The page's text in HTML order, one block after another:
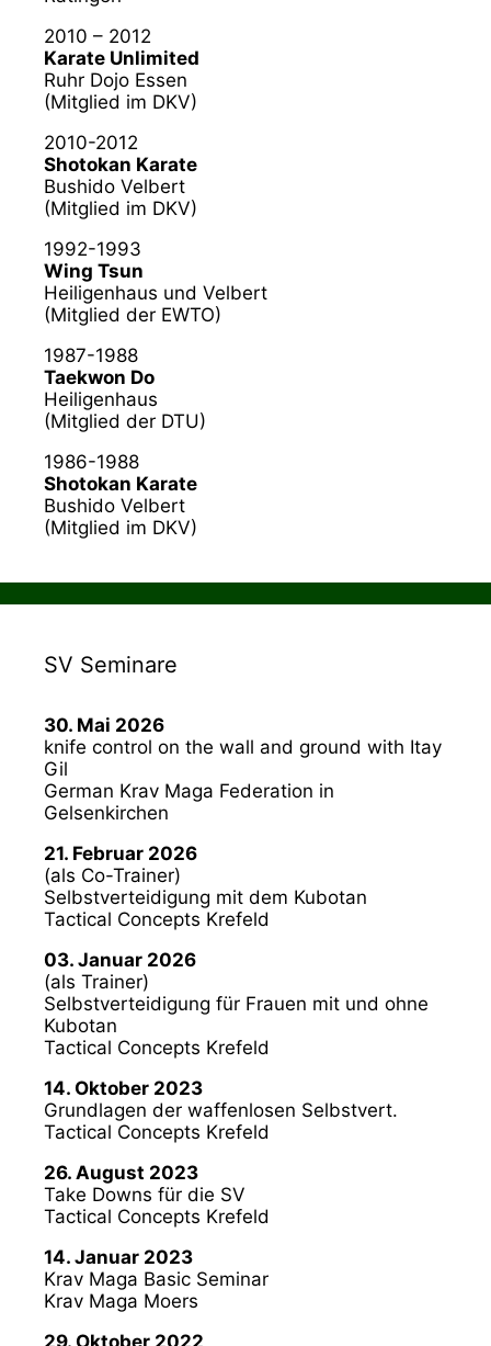
2010 – 2012
Karate Unlimited
Ruhr Dojo Essen
(Mitglied im DKV)
2010-2012
Shotokan Karate
Bushido Velbert
(Mitglied im DKV)
1992-1993
Wing Tsun
Heiligenhaus und Velbert
(Mitglied der EWTO)
1987-1988
Taekwon Do
Heiligenhaus
(Mitglied der DTU)
1986-1988
Shotokan Karate
Bushido Velbert
(Mitglied im DKV)
SV Seminare
30. Mai 2026
knife control on the wall and ground with Itay
Gil
German Krav Maga Federation in
Gelsenkirchen
21. Februar 2026
(als Co-Trainer)
Selbstverteidigung mit dem Kubotan
Tactical Concepts Krefeld
03. Januar 2026
(als Trainer)
Selbstverteidigung für Frauen mit und ohne
Kubotan
Tactical Concepts Krefeld
14. Oktober 2023
Grundlagen der waffenlosen Selbstvert.
Tactical Concepts Krefeld
26. August 2023
Take Downs für die SV
Tactical Concepts Krefeld
14. Januar 2023
Krav Maga Basic Seminar
Krav Maga Moers
29. Oktober 2022